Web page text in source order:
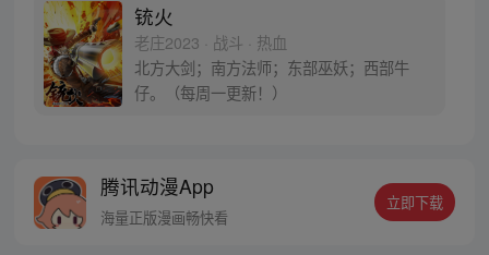
铳火
老庄2023 · 战斗 · 热血
北方大剑；南方法师；东部巫妖；西部牛
仔。（每周一更新！）
腾讯动漫App
海量正版漫画畅快看
立即下载